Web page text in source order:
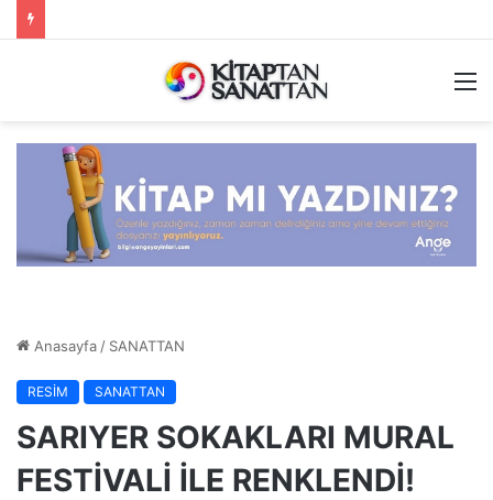
Anasayfa / SANATTAN
RESİM SANATTAN
SARIYER SOKAKLARI MURAL
FESTİVALİ İLE RENKLENDİ!